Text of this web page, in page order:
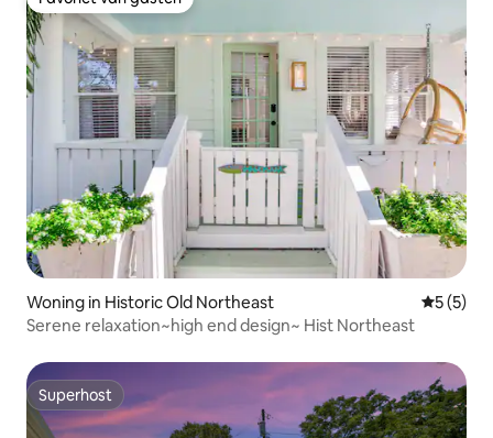
Favoriet van gasten
Woning in Historic Old Northeast
5 (5)
Serene relaxation~high end design~ Hist Northeast
Superhost
Superhost